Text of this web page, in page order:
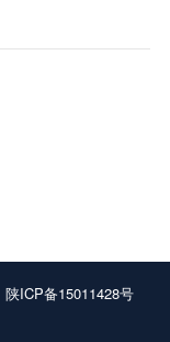
陕ICP备15011428号